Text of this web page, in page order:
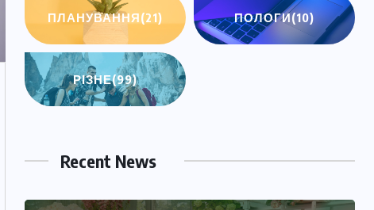
ПЛАНУВАННЯ(21) ПОЛОГИ(10)
РІЗНЕ(99)
Recent News